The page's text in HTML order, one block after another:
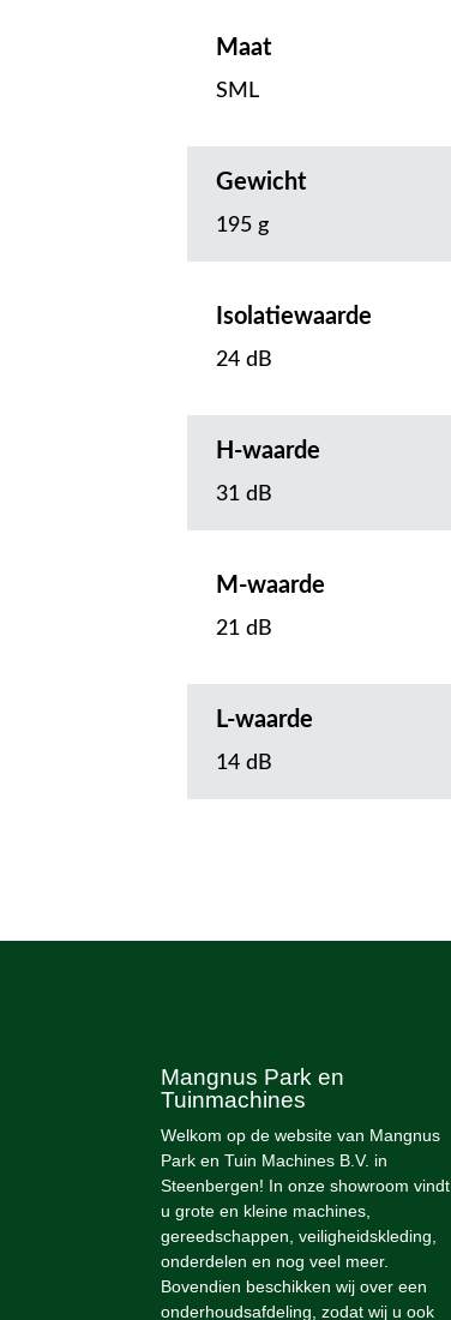
Maat
SML
Gewicht
195 g
Isolatiewaarde
24 dB
H-waarde
31 dB
M-waarde
21 dB
L-waarde
14 dB
Mangnus Park en
Tuinmachines
Welkom op de website van Mangnus
Park en Tuin Machines B.V. in
Steenbergen! In onze showroom vindt
u grote en kleine machines,
gereedschappen, veiligheidskleding,
onderdelen en nog veel meer.
Bovendien beschikken wij over een
onderhoudsafdeling, zodat wij u ook